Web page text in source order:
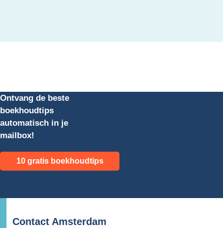
Ontvang de beste
boekhoudtips
automatisch in je
mailbox!
10 gratis boekhoudtips
Contact Amsterdam